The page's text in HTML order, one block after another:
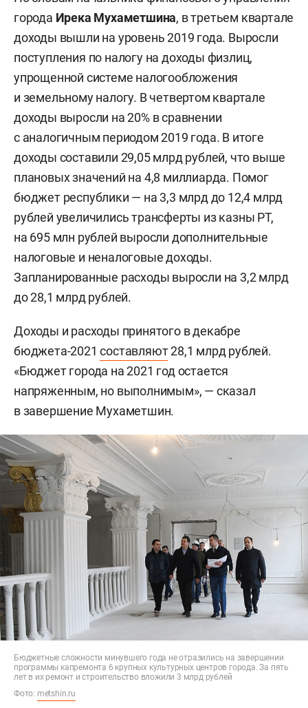
города Ирека Мухаметшина, в третьем квартале
доходы вышли на уровень 2019 года. Выросли
поступления по налогу на доходы физлиц,
упрощенной системе налогообложения
и земельному налогу. В четвертом квартале
доходы выросли на 20% в сравнении
с аналогичным периодом 2019 года. В итоге
доходы составили 29,05 млрд рублей, что выше
плановых значений на 4,8 миллиарда. Помог
бюджет республики — на 3,3 млрд до 12,4 млрд
рублей увеличились трансферты из казны РТ,
на 695 млн рублей выросли дополнительные
налоговые и неналоговые доходы.
Запланированные расходы выросли на 3,2 млрд
до 28,1 млрд рублей.
Доходы и расходы принятого в декабре
бюджета-2021составляют28,1 млрд рублей.
«Бюджет города на 2021 год остается
напряженным, но выполнимым», — сказал
в завершение Мухаметшин.
Бюджетные сложности минувшего года не отразились на завершении
программы капремонта 6 крупных культурных центров города. За пять
лет в их ремонт и строительство вложили 3 млрд рублей
Фото: metshin.ru